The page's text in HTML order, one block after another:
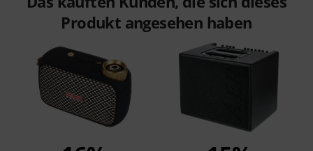
Produkt angesehen haben